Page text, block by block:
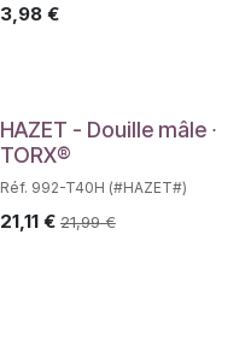
3,98€
HAZET - Douille mâle ∙
TORX®
Réf. 992-T40H (#HAZET#)
21,11€ 21,99€